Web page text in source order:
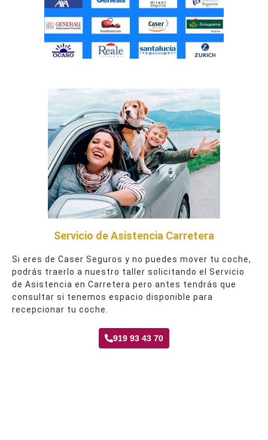
Servicio de Asistencia Carretera
Si eres de Caser Seguros y no puedes mover tu coche,
podrás traerlo a nuestro taller solicitando el Servicio
de Asistencia en Carretera pero antes tendrás que
consultar si tenemos espacio disponible para
recepcionar tu coche.
919 93 43 70